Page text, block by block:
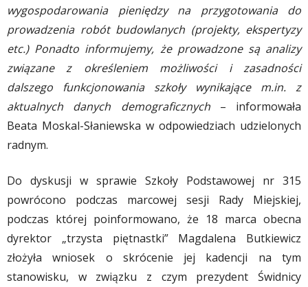
wygospodarowania pieniędzy na przygotowania do
prowadzenia robót budowlanych (projekty, ekspertyzy
etc.) Ponadto informujemy, że prowadzone są analizy
związane z określeniem możliwości i zasadności
dalszego funkcjonowania szkoły wynikające m.in. z
aktualnych danych demograficznych– informowała
Beata Moskal-Słaniewska w odpowiedziach udzielonych
radnym.
Do dyskusji w sprawie Szkoły Podstawowej nr 315
powrócono podczas marcowej sesji Rady Miejskiej,
podczas której poinformowano, że 18 marca obecna
dyrektor „trzysta piętnastki” Magdalena Butkiewicz
złożyła wniosek o skrócenie jej kadencji na tym
stanowisku, w związku z czym prezydent Świdnicy